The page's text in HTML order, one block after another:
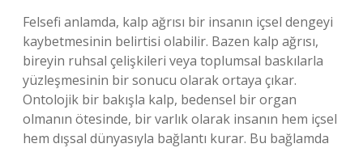
Felsefi anlamda, kalp ağrısı bir insanın içsel dengeyi
kaybetmesinin belirtisi olabilir. Bazen kalp ağrısı,
bireyin ruhsal çelişkileri veya toplumsal baskılarla
yüzleşmesinin bir sonucu olarak ortaya çıkar.
Ontolojik bir bakışla kalp, bedensel bir organ
olmanın ötesinde, bir varlık olarak insanın hem içsel
hem dışsal dünyasıyla bağlantı kurar. Bu bağlamda